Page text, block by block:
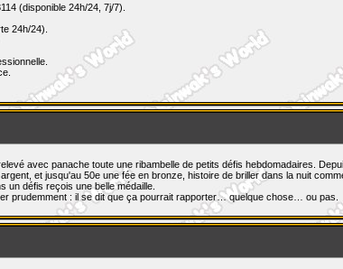
(disponible 24h/24, 7j/7).
24h/24).
avec panache toute une ribambelle de petits défis hebdomadaires.
et jusqu'au 50e une fée en bronze, histoire de briller dans la nuit
un défis reçois une belle médaille.
prudemment : il se dit que ça pourrait rapporter… quelque chose… ou pas.